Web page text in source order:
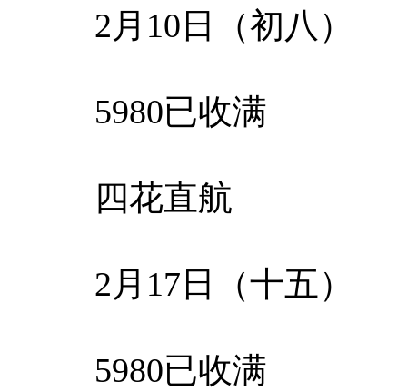
2月10日（初八）
5980已收满
四花直航
2月17日（十五）
5980已收满